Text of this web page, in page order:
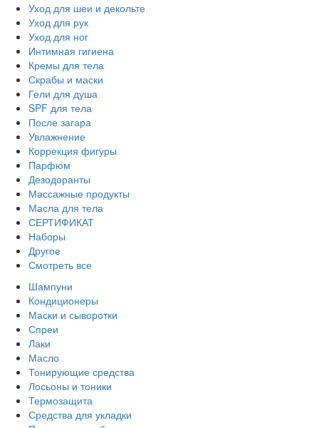
Уход для шеи и декольте
Уход для рук
Уход для ног
Интимная гигиена
Кремы для тела
Скрабы и маски
Гели для душа
SPF для тела
После загара
Увлажнение
Коррекция фигуры
Парфюм
Дезодоранты
Массажные продукты
Масла для тела
СЕРТИФИКАТ
Наборы
Другое
Смотреть все
Шампуни
Кондиционеры
Маски и сыворотки
Спреи
Лаки
Масло
Тонирующие средства
Лосьоны и тоники
Термозащита
Средства для укладки